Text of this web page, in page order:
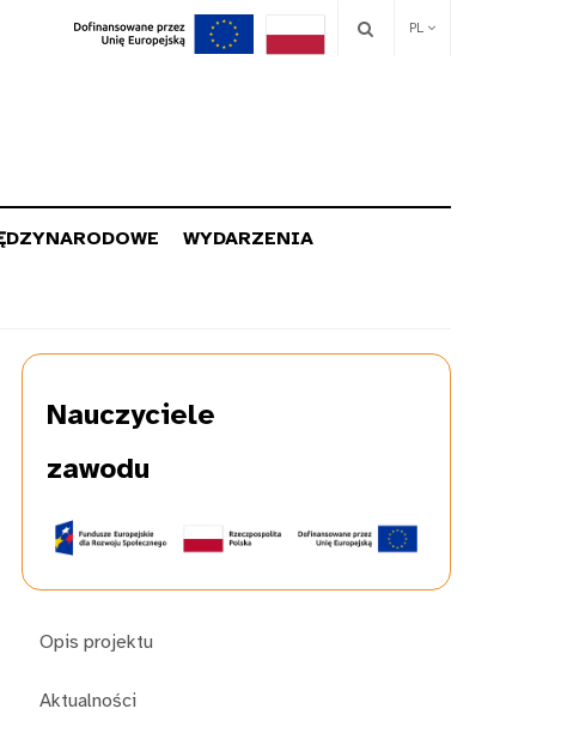
PL
WYDARZENIA
Nauczyciele
zawodu
Opis projektu
Aktualności